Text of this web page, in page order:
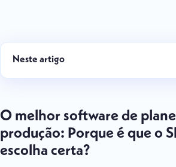
Neste artigo
O melhor software de
produção: Porque é que o
escolha certa?